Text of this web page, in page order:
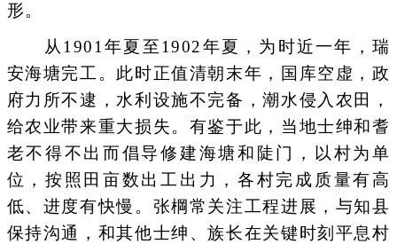
形。
从1901年夏至1902年夏，为时近一年，瑞
安海塘完工。此时正值清朝末年，国库空虚，政
府力所不逮，水利设施不完备，潮水侵入农田，
给农业带来重大损失。有鉴于此，当地士绅和耆
老不得不出而倡导修建海塘和陡门，以村为单
位，按照田亩数出工出力，各村完成质量有高
低、进度有快慢。张棡常关注工程进展，与知县
保持沟通，和其他士绅、族长在关键时刻平息村